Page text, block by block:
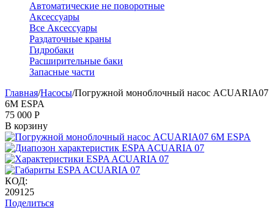
Автоматические не поворотные
Аксессуары
Все Аксессуары
Раздаточные краны
Гидробаки
Расширительные баки
Запасные части
Главная/Насосы/Погружной моноблочный насос ACUARIA07
6M ESPA
75 000 Р
В корзину
КОД:
209125
Поделиться